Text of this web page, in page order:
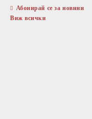
Shipping
Абонирай се за новини
Виж всички